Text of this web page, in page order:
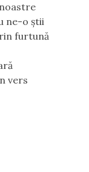
ne-o știi
furtună
vers